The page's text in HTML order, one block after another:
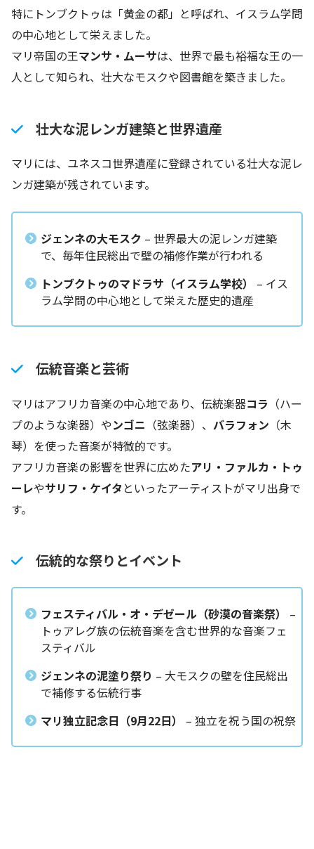
特にトンブクトゥは「黄金の都」と呼ばれ、イスラム学問
の中心地として栄えました。
マリ帝国の王マンサ・ムーサは、世界で最も裕福な王の一
人として知られ、壮大なモスクや図書館を築きました。
壮大な泥レンガ建築と世界遺産
マリには、ユネスコ世界遺産に登録されている壮大な泥レ
ンガ建築が残されています。
ジェンネの大モスク – 世界最大の泥レンガ建築
で、毎年住民総出で壁の補修作業が行われる
トンブクトゥのマドラサ（イスラム学校）
– イス
ラム学問の中心地として栄えた歴史的遺産
伝統音楽と芸術
マリはアフリカ音楽の中心地であり、伝統楽器コラ （ハー
プのような楽器）やンゴニ （弦楽器）、 バラフォン （木
琴）を使った音楽が特徴的です。
アフリカ音楽の影響を世界に広めたアリ・ファルカ・トゥ
ーレやサリフ・ケイタ といったアーティストがマリ出身で
す。
伝統的な祭りとイベント
フェスティバル・オ・デゼール（砂漠の音楽祭）
–
トゥアレグ族の伝統音楽を含む世界的な音楽フェ
スティバル
ジェンネの泥塗り祭り – 大モスクの壁を住民総出
で補修する伝統行事
マリ独立記念日（9月22日） – 独立を祝う国の祝祭